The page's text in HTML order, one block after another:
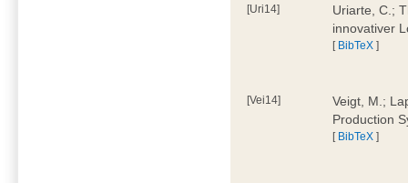
[Uri14]
Uriarte, C.;
innovativer
[ BibTeX ]
[Vei14]
Veigt, M.;
Production
[ BibTeX ]